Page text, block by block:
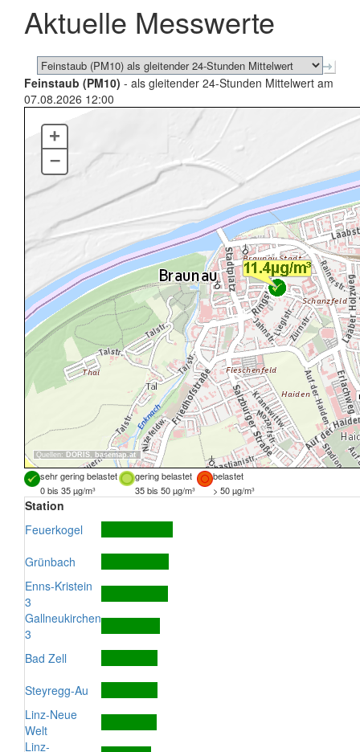
schließen
Aktuelle Messwerte
Feinstaub (PM10) - als gleitender 24-Stunden Mittelwert am
07.08.2026 12:00
Quellen: DORIS, basemap.at
+
–
sehr gering belastet gering belastet
belastet
0 bis 35 µg/m³
35 bis 50 µg/m³ > 50 µg/m³
Station
Feuerkogel
Grünbach
Enns-Kristein
3
Gallneukirchen
3
Bad Zell
Steyregg-Au
Linz-Neue
Welt
Linz-